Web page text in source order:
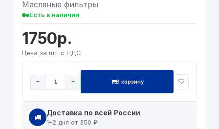
Масляные фильтры
Есть в наличии
1750р.
Цена за шт. с НДС
− + В корзину
Доставка по всей России
1–2 дня от 350 ₽